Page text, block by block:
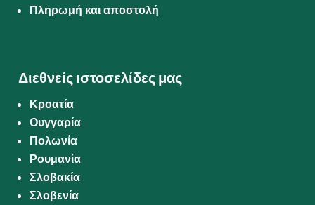
Πληρωμή και αποστολή
Διεθνείς ιστοσελίδες μας
Κροατία
Ουγγαρία
Πολωνία
Ρουμανία
Σλοβακία
Σλοβενία